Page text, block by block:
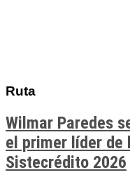
Ruta
Wilmar Paredes
el primer líder de
Sistecrédito 2026